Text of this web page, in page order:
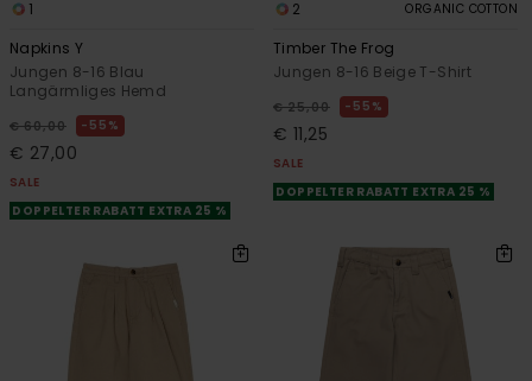
1
Napkins Y
Jungen 8-16 Blau
Langärmliges Hemd
€ 60,00 55%
€ 27,00
SALE
DOPPELTER RABATT EXTRA 25 %
2 ORGANIC COTTON
Timber The Frog
Jungen 8-16 Beige T-Shirt
€ 25,00 55%
€ 11,25
SALE
DOPPELTER RABATT EXTRA 25 %